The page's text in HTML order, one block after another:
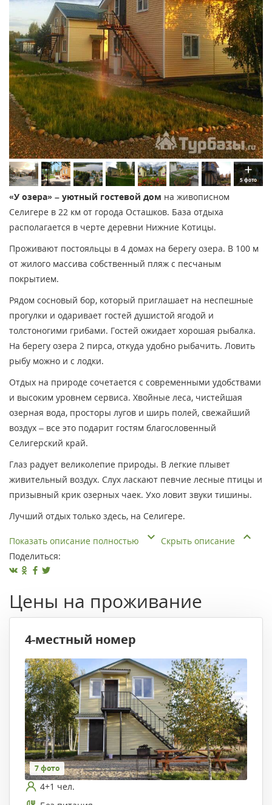
5 фото
«У озера» – уютный гостевой дом на живописном
Селигере в 22 км от города Осташков. База отдыха
располагается в черте деревни Нижние Котицы.
Проживают постояльцы в 4 домах на берегу озера. В 100 м
от жилого массива собственный пляж с песчаным
покрытием.
Рядом сосновый бор, который приглашает на неспешные
прогулки и одаривает гостей душистой ягодой и
толстоногими грибами. Гостей ожидает хорошая рыбалка.
На берегу озера 2 пирса, откуда удобно рыбачить. Ловить
рыбу можно и с лодки.
Отдых на природе сочетается с современными удобствами
и высоким уровнем сервиса. Хвойные леса, чистейшая
озерная вода, просторы лугов и ширь полей, свежайший
воздух – все это подарит гостям благословенный
Селигерский край.
Глаз радует великолепие природы. В легкие плывет
живительный воздух. Слух ласкают певчие лесные птицы и
призывный крик озерных чаек. Ухо ловит звуки тишины.
Лучший отдых только здесь, на Селигере.
Показать описание полностью
Скрыть описание
Поделиться:
Цены на проживание
4-местный номер
7 фото
4+1 чел.